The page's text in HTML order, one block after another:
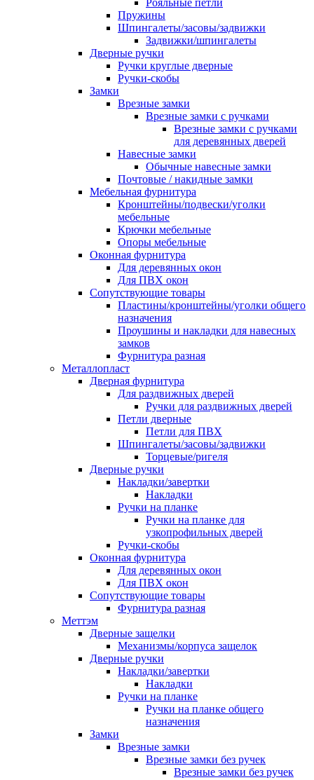
Рояльные петли
Пружины
Шпингалеты/засовы/задвижки
Задвижки/шпингалеты
Дверные ручки
Ручки круглые дверные
Ручки-скобы
Замки
Врезные замки
Врезные замки с ручками
Врезные замки с ручками
для деревянных дверей
Навесные замки
Обычные навесные замки
Почтовые / накидные замки
Мебельная фурнитура
Кронштейны/подвески/уголки
мебельные
Крючки мебельные
Опоры мебельные
Оконная фурнитура
Для деревянных окон
Для ПВХ окон
Сопутствующие товары
Пластины/кронштейны/уголки общего
назначения
Проушины и накладки для навесных
замков
Фурнитура разная
Металлопласт
Дверная фурнитура
Для раздвижных дверей
Ручки для раздвижных дверей
Петли дверные
Петли для ПВХ
Шпингалеты/засовы/задвижки
Торцевые/ригеля
Дверные ручки
Накладки/завертки
Накладки
Ручки на планке
Ручки на планке для
узкопрофильных дверей
Ручки-скобы
Оконная фурнитура
Для деревянных окон
Для ПВХ окон
Сопутствующие товары
Фурнитура разная
Меттэм
Дверные защелки
Механизмы/корпуса защелок
Дверные ручки
Накладки/завертки
Накладки
Ручки на планке
Ручки на планке общего
назначения
Замки
Врезные замки
Врезные замки без ручек
Врезные замки без ручек